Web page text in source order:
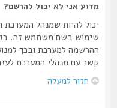
מדוע אני לא יכול להרשם?
שימוש בשם משתמש זה. בנוסף
ההרשמה למערכת ובכך למנוע
קשר עם מנהלי המערכת לעזרה.
חזור למעלה